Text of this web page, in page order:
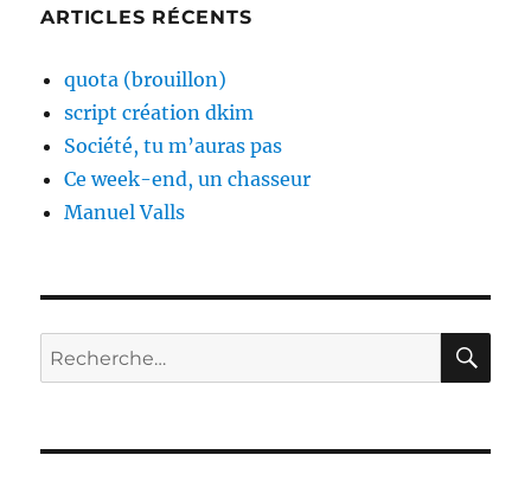
ARTICLES RÉCENTS
quota (brouillon)
script création dkim
Société, tu m’auras pas
Ce week-end, un chasseur
Manuel Valls
Recherche
pour :